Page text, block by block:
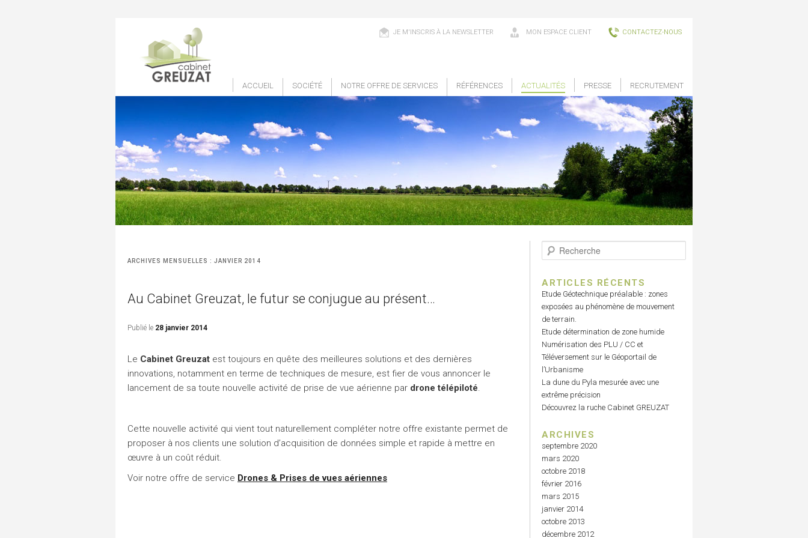
JE M'INSCRIS À LA NEWSLETTER MON ESPACE CLIENT CONTACTEZ-NOUS
ACCUEIL SOCIÉTÉ NOTRE OFFRE DE SERVICES RÉFÉRENCES ACTUALITÉS PRESSE RECRUTEMENT
ARCHIVES MENSUELLES : JANVIER 2014
Au Cabinet Greuzat, le futur se conjugue au présent…
Publié le 28 janvier 2014
Le Cabinet Greuzat est toujours en quête des meilleures solutions et des dernières
innovations, notamment en terme de techniques de mesure, est fier de vous annoncer le
lancement de sa toute nouvelle activité de prise de vue aérienne par drone télépiloté.
Cette nouvelle activité qui vient tout naturellement compléter notre offre existante permet de
proposer à nos clients une solution d’acquisition de données simple et rapide à mettre en
œuvre à un coût réduit.
Voir notre offre de service Drones & Prises de vues aériennes
Recherche
ARTICLES RÉCENTS
Etude Géotechnique préalable : zones
exposées au phénomène de mouvement
de terrain.
Etude détermination de zone humide
Numérisation des PLU / CC et
Téléversement sur le Géoportail de
l’Urbanisme
La dune du Pyla mesurée avec une
extrême précision
Découvrez la ruche Cabinet GREUZAT
ARCHIVES
septembre 2020
mars 2020
octobre 2018
février 2016
mars 2015
janvier 2014
octobre 2013
décembre 2012